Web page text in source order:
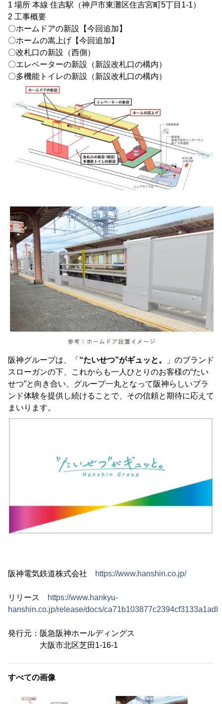
1 場所 本線 住吉駅（神戸市東灘区住吉宮町5丁目1-1）
2 工事概要
〇ホームドアの新設【今回追加】
〇ホームの嵩上げ【今回追加】
〇改札口の新設（西側）
〇エレベーターの新設（新設改札口の構内）
〇多機能トイレの新設（新設改札口の構内）
阪神グループは、「 “たいせつ”がギュッと。
」のブランド
スローガンの下、これからも一人ひとりのお客様の“たい
せつ”と向き合い、グループ一丸となって阪神らしいブラ
ンド体験を提供し続けることで、その信頼と期待に応えて
まいります。
阪神電気鉄道株式会社 https://www.hanshin.co.jp/
リリース
https://www.hankyu-
hanshin.co.jp/release/docs/
発行元：阪急阪神ホールディングス
大阪市北区芝田1-16-1
すべての画像